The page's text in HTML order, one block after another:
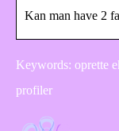
Kan man have 2
Keywords: oprette
profiler